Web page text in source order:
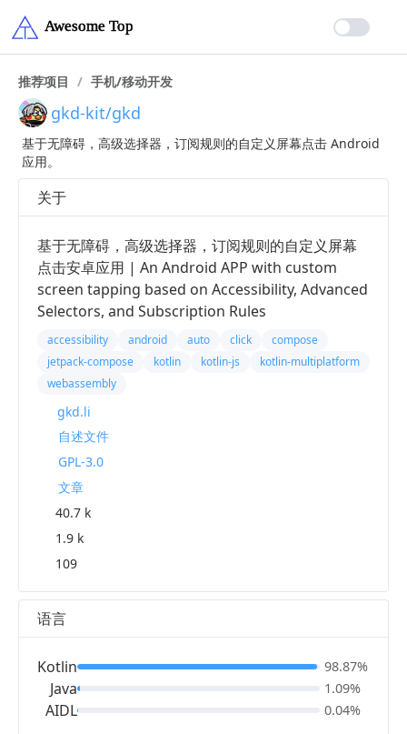
推荐项目 / 手机/移动开发
gkd-kit/gkd
基于无障碍，高级选择器，订阅规则的自定义屏幕点击 Android
应用。
关于
基于无障碍，高级选择器，订阅规则的自定义屏幕
点击安卓应用 | An Android APP with custom
screen tapping based on Accessibility, Advanced
Selectors, and Subscription Rules
accessibility android auto click
compose
jetpack-compose
kotlin kotlin-js
kotlin-multiplatform
webassembly
gkd.li
自述文件
GPL-3.0
文章
40.7 k
1.9 k
109
语言
Kotlin
Java
AIDL
98.87%
1.09%
0.04%